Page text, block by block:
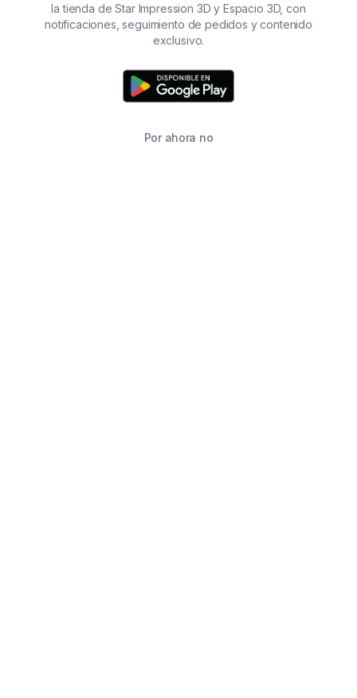
la tienda de Star Impression 3D y Espacio 3D, con
notificaciones, seguimiento de pedidos y contenido
exclusivo.
Por ahora no